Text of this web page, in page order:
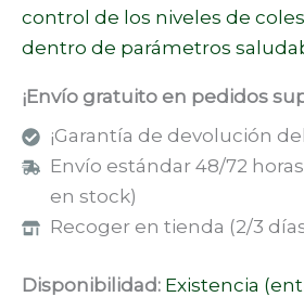
control de los niveles de
dentro de parámetros
¡Envío gratuito en pedidos
¡Garantía de devolución
Envío estándar 48/72
en stock)
Recoger en tienda (2/3
Disponibilidad: Existencia